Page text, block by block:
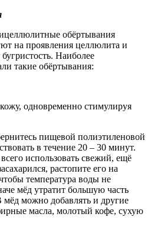
обёртывания
на проявления целлюлита и
Наиболее
такие обёртывания:
одновременно стимулируя
пищевой полиэтиленовой
в течение 20 – 30 минут.
использовать свежий, ещё
растопите его на
температура воды не
мёд утратит большую часть
можно добавлять и другие
масла, молотый кофе, сухую